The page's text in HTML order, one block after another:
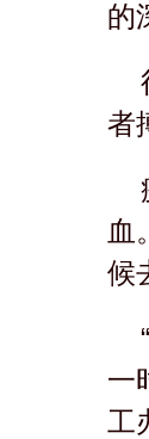
的
者
血
候
一
工